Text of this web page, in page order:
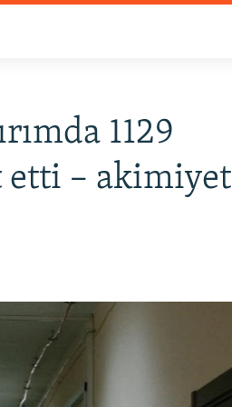
1129
etti – akimiyet